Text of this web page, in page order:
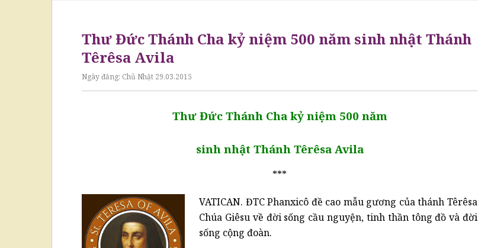
Thư Đức Thánh Cha kỷ niệm 500 năm sinh nhật Thánh
Têrêsa Avila
Ngày đăng: Chủ Nhật 29.03.2015
Thư Đức Thánh Cha kỷ niệm 500 năm
sinh nhật Thánh Têrêsa Avila
***
VATICAN. ĐTC Phanxicô đề cao mẫu gương của thánh Têrêsa
Chúa Giêsu về đời sống cầu nguyện, tinh thần tông đồ và đời
sống cộng đoàn.